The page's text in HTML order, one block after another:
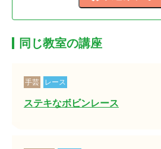
同じ教室の講座
手芸 レース
ステキなボビンレース